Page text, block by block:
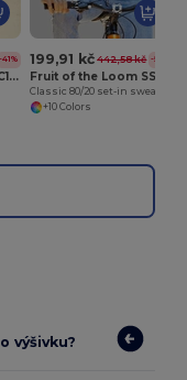
-41%
Fruit of the Loom SC153C
199,91 kč 442,58 kč -55%
+10 Colors
výšivku?